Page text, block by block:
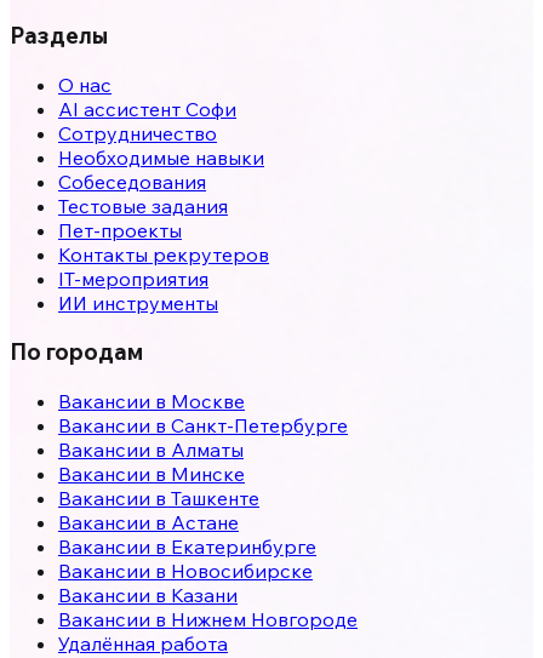
Разделы
О нас
AI ассистент Софи
Сотрудничество
Необходимые навыки
Собеседования
Тестовые задания
Пет-проекты
Контакты рекрутеров
IT-мероприятия
ИИ инструменты
По городам
Вакансии в Москве
Вакансии в Санкт-Петербурге
Вакансии в Алматы
Вакансии в Минске
Вакансии в Ташкенте
Вакансии в Астане
Вакансии в Екатеринбурге
Вакансии в Новосибирске
Вакансии в Казани
Вакансии в Нижнем Новгороде
Удалённая работа